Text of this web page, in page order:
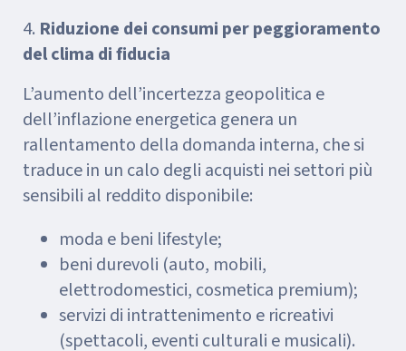
4. Riduzione dei consumi per peggioramento
del clima di fiducia
L’aumento dell’incertezza geopolitica e
dell’inflazione energetica genera un
rallentamento della domanda interna, che si
traduce in un calo degli acquisti nei settori più
sensibili al reddito disponibile:
moda e beni lifestyle;
beni durevoli (auto, mobili,
elettrodomestici, cosmetica premium);
servizi di intrattenimento e ricreativi
(spettacoli, eventi culturali e musicali).